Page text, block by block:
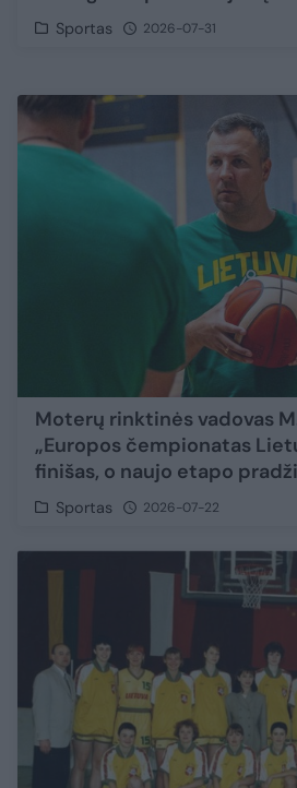
Sportas 2026-07-31
Moterų rinktinės vadovas
„Europos čempionatas
finišas, o naujo etapo
Sportas 2026-07-22